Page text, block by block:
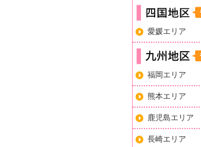
愛媛エリア
福岡エリア
熊本エリア
鹿児島エリア
長崎エリア